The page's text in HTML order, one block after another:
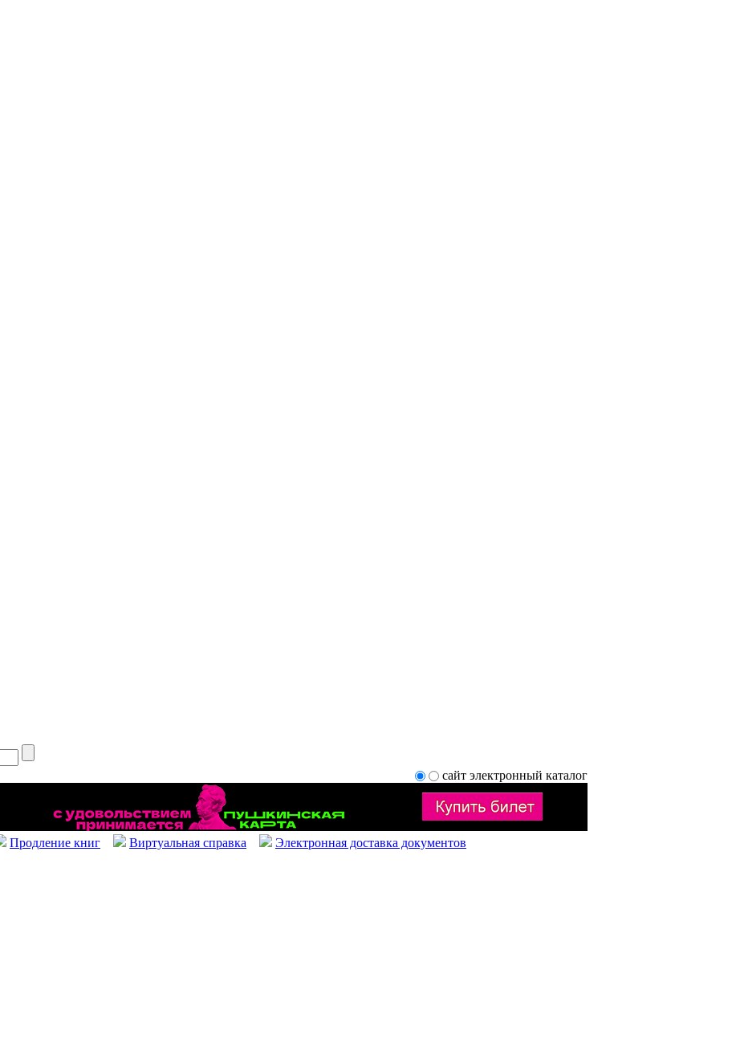
сайт электронный каталог
Продление книг Виртуальная справка
Электронная доставка документов